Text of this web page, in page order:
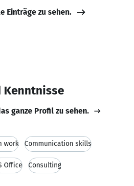
Einträge zu sehen.
Kenntnisse
ganze Profil zu sehen.
work Communication skills
Office Consulting